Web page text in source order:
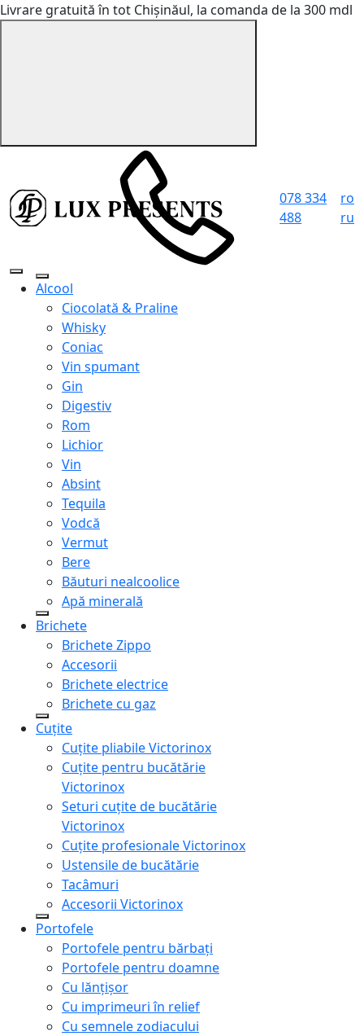
Livrare gratuită în tot Chișinăul, la comanda de la 300 mdl
078 334
488
ro
ru
Alcool
Ciocolată & Praline
Whisky
Coniac
Vin spumant
Gin
Digestiv
Rom
Lichior
Vin
Absint
Tequila
Vodcă
Vermut
Bere
Băuturi nealcoolice
Apă minerală
Brichete
Brichete Zippo
Accesorii
Brichete electrice
Brichete cu gaz
Cuțite
Cuțite pliabile Victorinox
Cuțite pentru bucătărie
Victorinox
Seturi cuțite de bucătărie
Victorinox
Cuțite profesionale Victorinox
Ustensile de bucătărie
Tacâmuri
Accesorii Victorinox
Portofele
Portofele pentru bărbați
Portofele pentru doamne
Cu lănțișor
Cu imprimeuri în relief
Cu semnele zodiacului